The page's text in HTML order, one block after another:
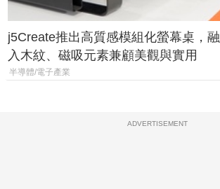
j5Create推出高質感模組化螢幕桌，融
入木紋、磁吸元素兼顧美觀與實用
半導體/電子產業
ADVERTISEMENT